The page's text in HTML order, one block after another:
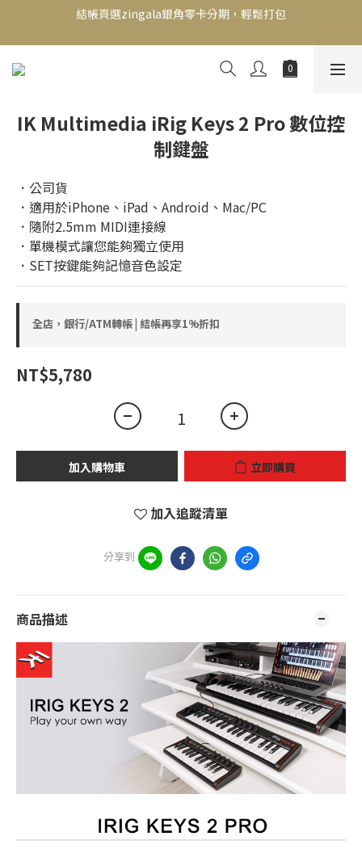
新會員送500！滿額最高回饋2000，刷卡最高12期零利率，馬上了
新會員送500！滿額最高回饋2000，刷卡最高12期零利率，馬上了
結帳頁選zingala銀角零卡分期，輕鬆打包
解👉
IK Multimedia iRig Keys 2 Pro 數位控
制鍵盤
．公司貨
．適用於iPhone、iPad、Android、Mac/PC
．隨附2.5mm MIDI連接線
．單機模式讓您能夠獨立使用
．SET按鍵能夠記憶音色設定
全店，銀行/ATM轉帳 | 結帳再享1%折扣
NT$5,780
加入購物車 立即購買
加入追蹤清單
分享到
商品描述